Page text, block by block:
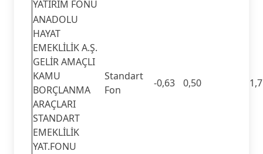
YATIRIM FONU
ANADOLU
HAYAT
EMEKLİLİK A.Ş.
GELİR AMAÇLI
KAMU
BORÇLANMA
ARAÇLARI
STANDART
EMEKLİLİK
YAT.FONU
Standart
Fon
-0,63 0,50